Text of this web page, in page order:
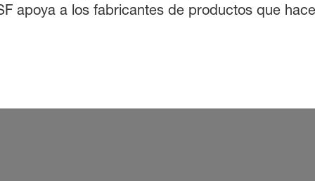
apoya a los fabricantes de productos que